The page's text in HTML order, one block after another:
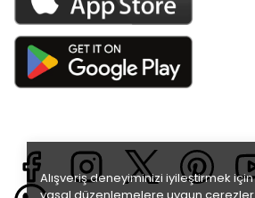
Alışveriş deneyiminizi iyileştirmek için